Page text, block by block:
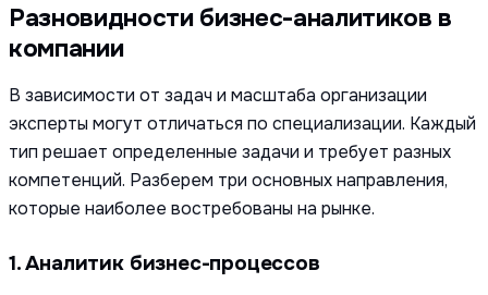
Разновидности бизнес-аналитиков в
компании
В зависимости от задач и масштаба организации
эксперты могут отличаться по специализации. Каждый
тип решает определенные задачи и требует разных
компетенций. Разберем три основных направления,
которые наиболее востребованы на рынке.
1. Аналитик бизнес-процессов